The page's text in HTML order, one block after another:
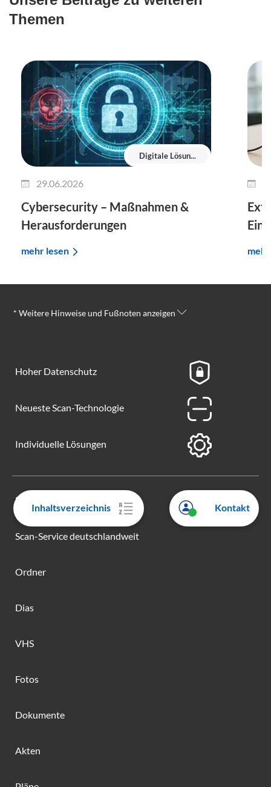
Inhaltsverzeichnis
Themen
Digitale Lösun...
29.06.2026
Cybersecurity – Maßnahmen &
Herausforderungen
mehr lesen
* Weitere Hinweise und Fußnoten anzeigen
Hoher Datenschutz
Neueste Scan-Technologie
Individuelle Lösungen
SCAN-SERVICE
Scan-Service deutschlandweit
Ordner
Dias
VHS
Fotos
Dokumente
Akten
Kontakt